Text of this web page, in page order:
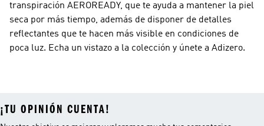
transpiración AEROREADY, que te ayuda a mantener la piel
seca por más tiempo, además de disponer de detalles
reflectantes que te hacen más visible en condiciones de
poca luz. Echa un vistazo a la colección y únete a Adizero.
¡TU OPINIÓN CUENTA!